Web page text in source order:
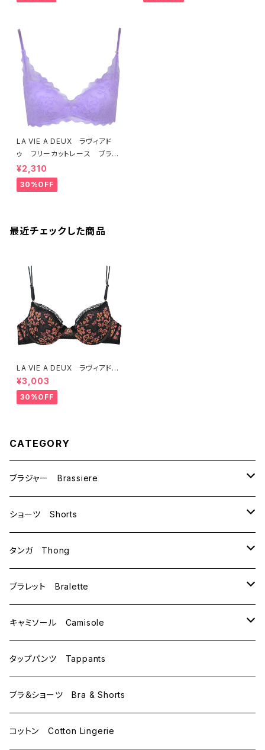
LA VIE A DEUX ラヴィアド
ゥ フリーカットレース ブラレ
ット ソフトブラ（ラベンダー）22
463 SALE 送料無料
¥2,310
30%OFF
最近チェックした商品
LA VIE A DEUX ラヴィアド
ゥ ラメボーラーレース ブラ
ジャー ブラ （ブラック） 22
485
¥3,003
30%OFF
CATEGORY
ブラジャー Brassiere
B70
B75
C65
C70
C75
D65
D70
ショーツ Shorts
M
L
タンガ Thong
M
ブラレット Bralette
M
L
キャミソール Camisole
M
L
タップパンツ Tappants
ブラ＆ショーツ Bra & Shorts
コットン Cotton Lingerie